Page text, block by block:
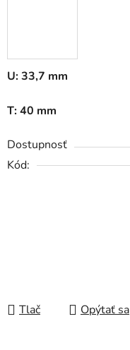
U: 33,7 mm
T: 40 mm
Dostupnosť
Kód:
Tlač Opýtať sa